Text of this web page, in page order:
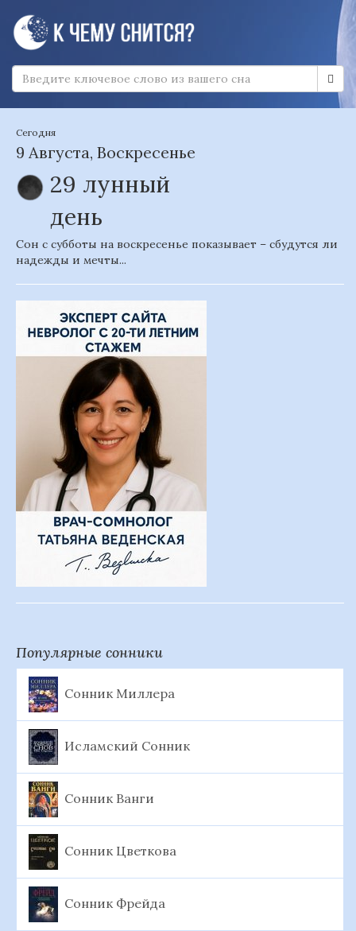
Сегодня
9 Августа, Воскресенье
29 лунный
день
Сон с субботы на воскресенье показывает – сбудутся ли
надежды и мечты...
Популярные сонники
Сонник Миллера
Исламский Сонник
Сонник Ванги
Сонник Цветкова
Сонник Фрейда